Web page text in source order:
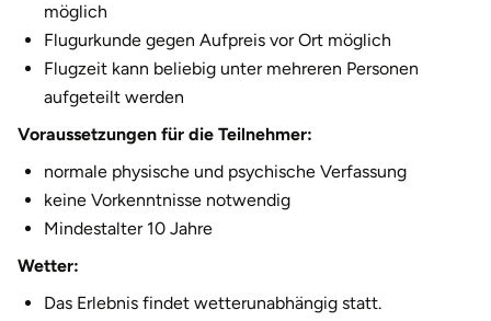
möglich
Flugurkunde gegen Aufpreis vor Ort möglich
Flugzeit kann beliebig unter mehreren Personen
aufgeteilt werden
Voraussetzungen für die Teilnehmer:
normale physische und psychische Verfassung
keine Vorkenntnisse notwendig
Mindestalter 10 Jahre
Wetter:
Das Erlebnis findet wetterunabhängig statt.
Hanau
Hannover
Haßfurt
Heidelberg
Heidenheim
Heilbronn